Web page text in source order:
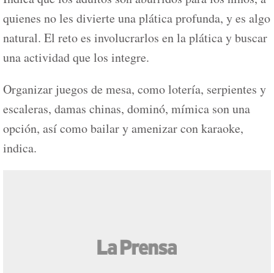
quienes no les divierte una plática profunda, y es algo
natural. El reto es involucrarlos en la plática y buscar
una actividad que los integre.
Organizar juegos de mesa, como lotería, serpientes y
escaleras, damas chinas, dominó, mímica son una
opción, así como bailar y amenizar con karaoke,
indica.